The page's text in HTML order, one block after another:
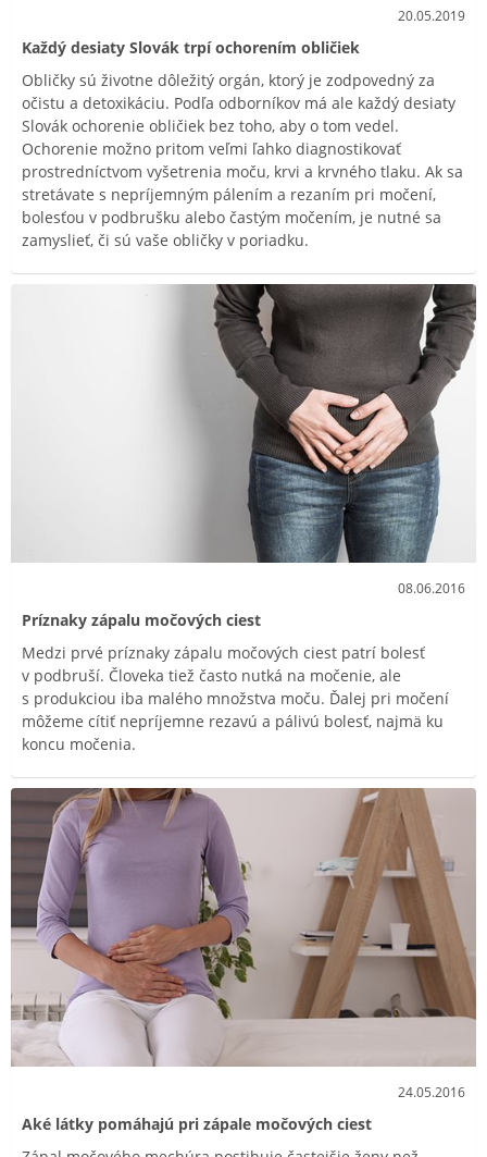
20.05.2019
Každý desiaty Slovák trpí ochorením obličiek
Obličky sú životne dôležitý orgán, ktorý je zodpovedný za
očistu a detoxikáciu. Podľa odborníkov má ale každý desiaty
Slovák ochorenie obličiek bez toho, aby o tom vedel.
Ochorenie možno pritom veľmi ľahko diagnostikovať
prostredníctvom vyšetrenia moču, krvi a krvného tlaku. Ak sa
stretávate s nepríjemným pálením a rezaním pri močení,
bolesťou v podbrušku alebo častým močením, je nutné sa
zamyslieť, či sú vaše obličky v poriadku.
08.06.2016
Príznaky zápalu močových ciest
Medzi prvé príznaky zápalu močových ciest patrí bolesť
v podbruší. Človeka tiež často nutká na močenie, ale
s produkciou iba malého množstva moču. Ďalej pri močení
môžeme cítiť nepríjemne rezavú a pálivú bolesť, najmä ku
koncu močenia.
24.05.2016
Aké látky pomáhajú pri zápale močových ciest